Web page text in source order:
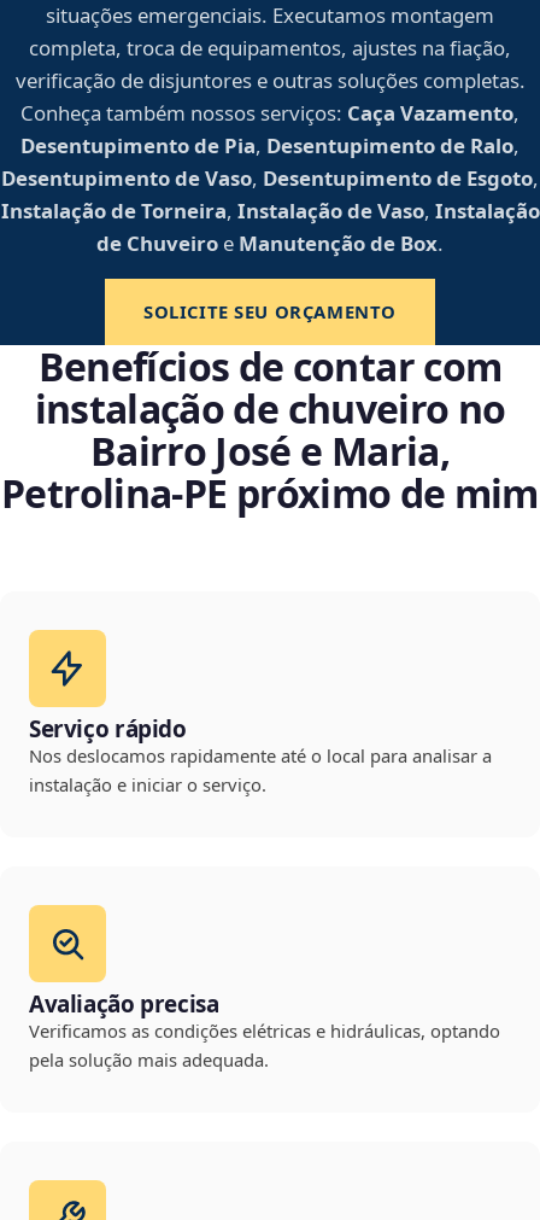
situações emergenciais. Executamos montagem
completa, troca de equipamentos, ajustes na fiação,
verificação de disjuntores e outras soluções completas.
Conheça também nossos serviços: Caça Vazamento,
Desentupimento de Pia, Desentupimento de Ralo,
Desentupimento de Vaso, Desentupimento de Esgoto,
Instalação de Torneira, Instalação de Vaso, Instalação
de Chuveiro e Manutenção de Box.
SOLICITE SEU ORÇAMENTO
Benefícios de contar com
instalação de chuveiro no
Bairro José e Maria,
Petrolina‑PE próximo de mim
Serviço rápido
Nos deslocamos rapidamente até o local para analisar a
instalação e iniciar o serviço.
Avaliação precisa
Verificamos as condições elétricas e hidráulicas, optando
pela solução mais adequada.